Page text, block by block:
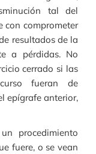
tal del
con comprometer
resultados de la
a pérdidas. No
cerrado si las
fueran de
epígrafe anterior,
procedimiento
fuere, o se vean